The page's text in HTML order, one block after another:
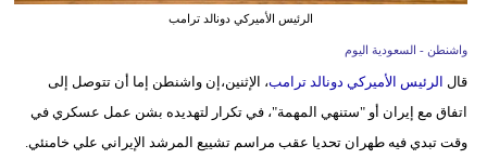
علوم
وتكنولوجيا
الرئيس الأميركي دونالد ترامب
واشنطن - السعودية اليوم
قال الرئيس الأميركي دونالد ترامب، الإثنين،إن ​واشنطن إما أن تتوصل ⁠إلى
اتفاق مع إيران أو "ستنهي المهمة"، في تكرار لتهديده بشن عمل عسكري في
وقت تبدي فيه طهران تحديا عقب مراسم تشييع ​المرشد الإيراني علي خامنئي.